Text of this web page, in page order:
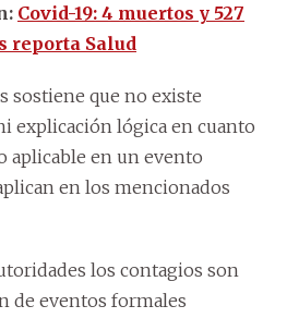
Covid-19: 4 muertos y 527
reporta Salud
sostiene que no existe
explicación lógica en cuanto
aplicable en un evento
en los mencionados
los contagios son
de eventos formales